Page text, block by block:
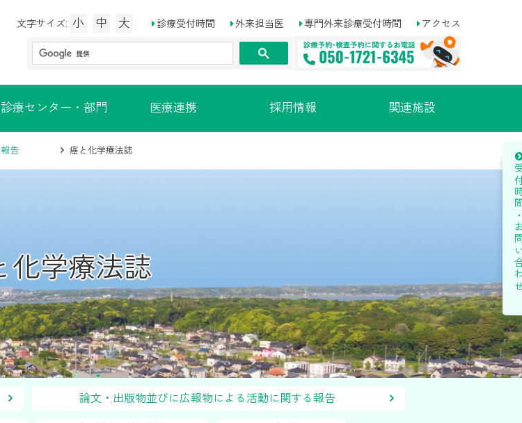
文字サイズ: 小 中 大 診療受付時間 外来担当医 専門外来診療受付時間 アクセス
診療センター・部門 医療連携 採用情報 関連施設
する報告 癌と化学療法誌
化学療法誌
論文・出版物並びに広報物による活動に関する報告
受付時間